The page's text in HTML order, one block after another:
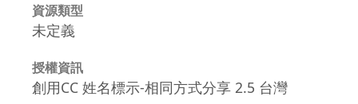
資源類型
未定義
授權資訊
創用CC 姓名標示-相同方式分享 2.5 台灣